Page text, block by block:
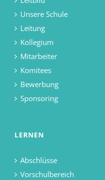
Unsere Schule
Leitung
Kollegium
Mitarbeiter
Komitees
Bewerbung
Sponsoring
LERNEN
Abschlüsse
Vorschulbereich